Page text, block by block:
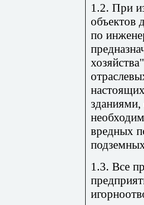
1.2. При
объектов
по
вредных
1.3. Все